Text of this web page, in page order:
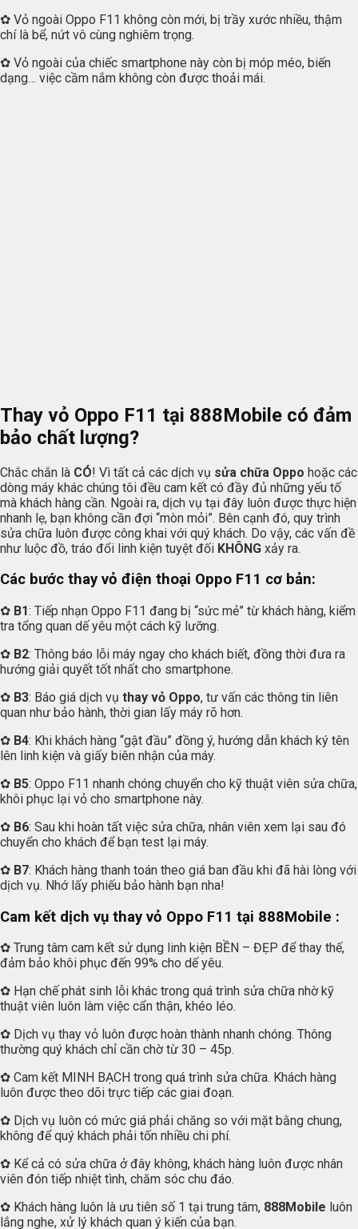
✿ Vỏ ngoài Oppo F11 không còn mới, bị trầy xước nhiều, thậm
chí là bể, nứt vô cùng nghiêm trọng.
✿ Vỏ ngoài của chiếc smartphone này còn bị móp méo, biến
dạng… việc cầm nắm không còn được thoải mái.
Thay vỏ Oppo F11 tại 888Mobile có đảm
bảo chất lượng?
Chắc chắn là CÓ! Vì tất cả các dịch vụ sửa chữa Oppo hoặc các
dòng máy khác chúng tôi đều cam kết có đầy đủ những yếu tố
mà khách hàng cần. Ngoài ra, dịch vụ tại đây luôn được thực hiện
nhanh lẹ, bạn không cần đợi “mòn mỏi”. Bên cạnh đó, quy trình
sửa chữa luôn được công khai với quý khách. Do vậy, các vấn đề
như luộc đồ, tráo đổi linh kiện tuyệt đối KHÔNG xảy ra.
Các bước thay vỏ điện thoại Oppo F11 cơ bản:
✿ B1: Tiếp nhạn Oppo F11 đang bị “sức mẻ” từ khách hàng, kiểm
tra tổng quan dế yêu một cách kỹ lưỡng.
✿ B2: Thông báo lỗi máy ngay cho khách biết, đồng thời đưa ra
hướng giải quyết tốt nhất cho smartphone.
✿ B3: Báo giá dịch vụ thay vỏ Oppo, tư vấn các thông tin liên
quan như bảo hành, thời gian lấy máy rõ hơn.
✿ B4: Khi khách hàng “gật đầu” đồng ý, hướng dẫn khách ký tên
lên linh kiện và giấy biên nhận của máy.
✿ B5: Oppo F11 nhanh chóng chuyển cho kỹ thuật viên sửa chữa,
khôi phục lại vỏ cho smartphone này.
✿ B6: Sau khi hoàn tất việc sửa chữa, nhân viên xem lại sau đó
chuyển cho khách để bạn test lại máy.
✿ B7: Khách hàng thanh toán theo giá ban đầu khi đã hài lòng với
dịch vụ. Nhớ lấy phiếu bảo hành bạn nha!
Cam kết dịch vụ thay vỏ Oppo F11 tại 888Mobile :
✿ Trung tâm cam kết sử dụng linh kiện BỀN – ĐẸP để thay thế,
đảm bảo khôi phục đến 99% cho dế yêu.
✿ Hạn chế phát sinh lỗi khác trong quá trình sửa chữa nhờ kỹ
thuật viên luôn làm việc cẩn thận, khéo léo.
✿ Dịch vụ thay vỏ luôn được hoàn thành nhanh chóng. Thông
thường quý khách chỉ cần chờ từ 30 – 45p.
✿ Cam kết MINH BẠCH trong quá trình sửa chữa. Khách hàng
luôn được theo dõi trực tiếp các giai đoạn.
✿ Dịch vụ luôn có mức giá phải chăng so với mặt bằng chung,
không để quý khách phải tốn nhiều chi phí.
✿ Kể cả có sửa chữa ở đây không, khách hàng luôn được nhân
viên đón tiếp nhiệt tình, chăm sóc chu đáo.
✿ Khách hàng luôn là ưu tiên số 1 tại trung tâm, 888Mobile luôn
lắng nghe, xử lý khách quan ý kiến của bạn.